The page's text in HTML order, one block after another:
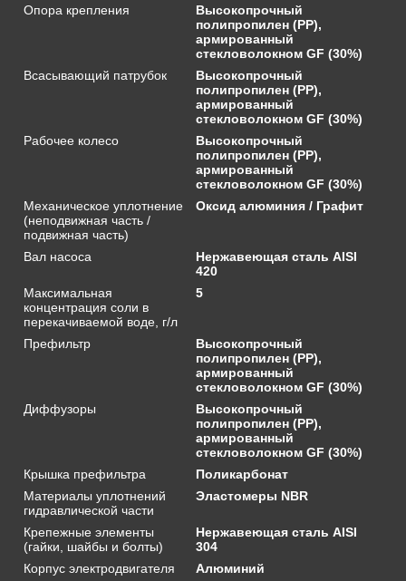
Опора крепления
Высокопрочный
полипропилен (PP),
армированный
стекловолокном GF (30%)
Всасывающий патрубок
Высокопрочный
полипропилен (PP),
армированный
стекловолокном GF (30%)
Рабочее колесо
Высокопрочный
полипропилен (PP),
армированный
стекловолокном GF (30%)
Механическое уплотнение
(неподвижная часть /
подвижная часть)
Оксид алюминия / Графит
Вал насоса
Нержавеющая сталь AISI
420
Максимальная
концентрация соли в
перекачиваемой воде, г/л
5
Префильтр
Высокопрочный
полипропилен (PP),
армированный
стекловолокном GF (30%)
Диффузоры
Высокопрочный
полипропилен (PP),
армированный
стекловолокном GF (30%)
Крышка префильтра
Поликарбонат
Материалы уплотнений
гидравлической части
Эластомеры NBR
Крепежные элементы
(гайки, шайбы и болты)
Нержавеющая сталь AISI
304
Корпус электродвигателя
Алюминий